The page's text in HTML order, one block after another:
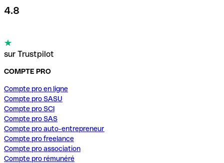
4.8
sur Trustpilot
COMPTE PRO
Compte pro en ligne
Compte pro SASU
Compte pro SCI
Compte pro SAS
Compte pro auto-entrepreneur
Compte pro freelance
Compte pro association
Compte pro rémunéré